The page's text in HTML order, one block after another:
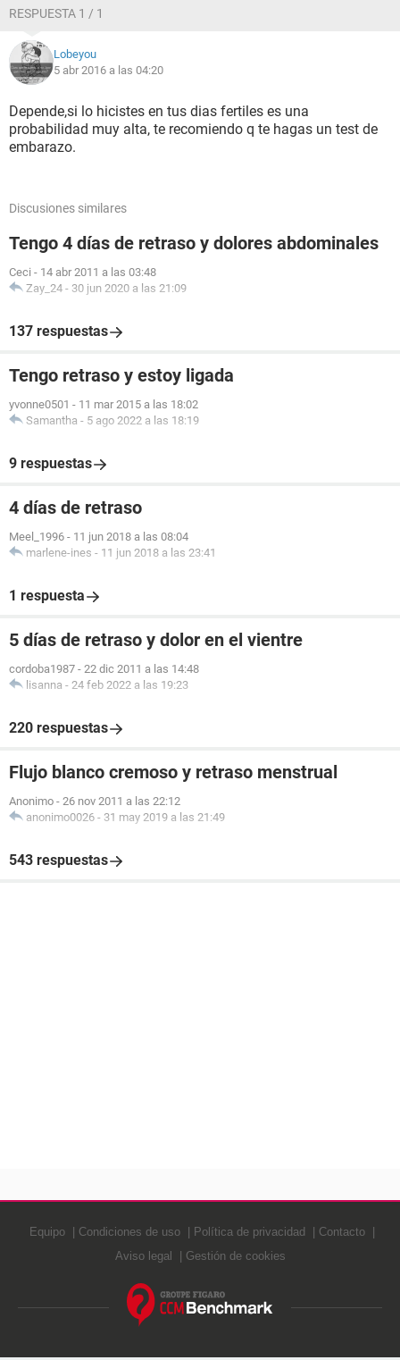
RESPUESTA 1 / 1
Lobeyou
5 abr 2016 a las 04:20
Depende,si lo hicistes en tus dias fertiles es una
probabilidad muy alta, te recomiendo q te hagas un test de
embarazo.
Discusiones similares
Tengo 4 días de retraso y dolores abdominales
Ceci - 14 abr 2011 a las 03:48
Zay_24 - 30 jun 2020 a las 21:09
137 respuestas
Tengo retraso y estoy ligada
yvonne0501 - 11 mar 2015 a las 18:02
Samantha - 5 ago 2022 a las 18:19
9 respuestas
4 días de retraso
Meel_1996 - 11 jun 2018 a las 08:04
marlene-ines - 11 jun 2018 a las 23:41
1 respuesta
5 días de retraso y dolor en el vientre
cordoba1987 - 22 dic 2011 a las 14:48
lisanna - 24 feb 2022 a las 19:23
220 respuestas
Flujo blanco cremoso y retraso menstrual
Anonimo - 26 nov 2011 a las 22:12
anonimo0026 - 31 may 2019 a las 21:49
543 respuestas
Equipo Condiciones de uso Política de privacidad
Contacto
Aviso legal
Gestión de cookies